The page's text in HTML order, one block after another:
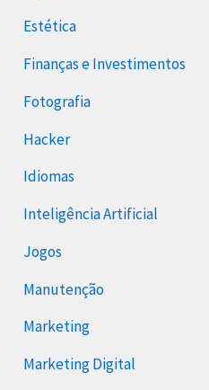
Estética
Finanças e Investimentos
Fotografia
Hacker
Idiomas
Inteligência Artificial
Jogos
Manutenção
Marketing
Marketing Digital